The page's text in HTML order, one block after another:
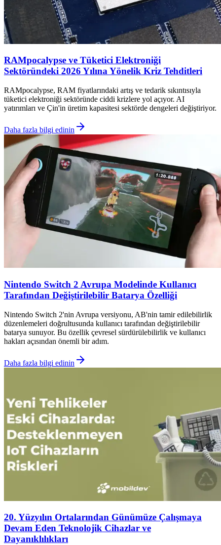
RAMpocalypse ve Tüketici Elektroniği
Sektöründeki 2026 Yılına Yönelik Kriz Tehditleri
RAMpocalypse, RAM fiyatlarındaki artış ve tedarik sıkıntısıyla
tüketici elektroniği sektöründe ciddi krizlere yol açıyor. AI
yatırımları ve Çin'in üretim kapasitesi sektörde dengeleri değiştiriyor.
Daha fazla bilgi edinin
Nintendo Switch 2 Avrupa Modelinde Kullanıcı
Tarafından Değiştirilebilir Batarya Özelliği
Nintendo Switch 2'nin Avrupa versiyonu, AB'nin tamir edilebilirlik
düzenlemeleri doğrultusunda kullanıcı tarafından değiştirilebilir
batarya sunuyor. Bu özellik çevresel sürdürülebilirlik ve kullanıcı
hakları açısından önemli bir adım.
Daha fazla bilgi edinin
20. Yüzyılın Ortalarından Günümüze Çalışmaya
Devam Eden Teknolojik Cihazlar ve
Dayanıklılıkları